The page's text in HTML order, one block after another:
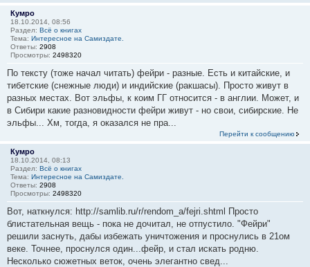
Кумро
18.10.2014, 08:56
Раздел: Всё о книгах
Тема: Интересное на Самиздате.
Ответы: 2908
Просмотры: 2498320
По тексту (тоже начал читать) фейри - разные. Есть и китайские, и
тибетские (снежные люди) и индийские (ракшасы). Просто живут в
разных местах. Вот эльфы, к коим ГГ относится - в англии. Может, и
в Сибири какие разновидности фейри живут - но свои, сибирские. Не
эльфы... Хм, тогда, я оказался не пра...
Перейти к сообщению
Кумро
18.10.2014, 08:13
Раздел: Всё о книгах
Тема: Интересное на Самиздате.
Ответы: 2908
Просмотры: 2498320
Вот, наткнулся: http://samlib.ru/r/rendom_a/fejri.shtml Просто
блистательная вещь - пока не дочитал, не отпустило. "Фейри"
решили заснуть, дабы избежать уничтожения и проснулись в 21ом
веке. Точнее, проснулся один...фейр, и стал искать родню.
Несколько сюжетных веток, очень элегантно свед...